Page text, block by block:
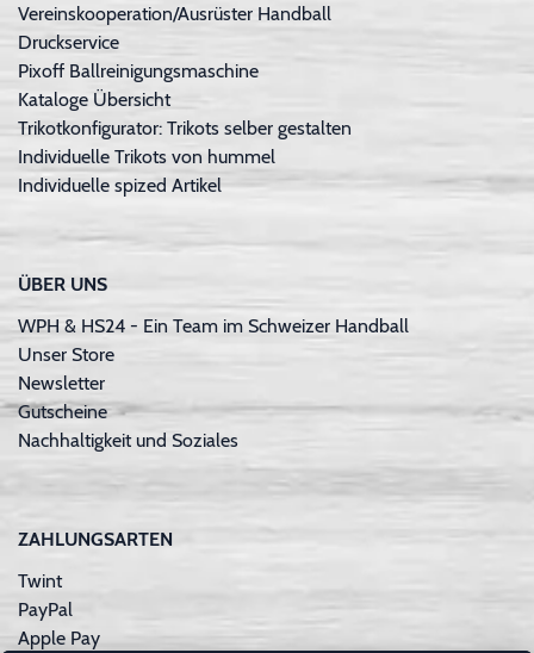
Vereinskooperation/Ausrüster Handball
Druckservice
Pixoff Ballreinigungsmaschine
Kataloge Übersicht
Trikotkonfigurator: Trikots selber gestalten
Individuelle Trikots von hummel
Individuelle spized Artikel
ÜBER UNS
WPH & HS24 - Ein Team im Schweizer Handball
Unser Store
Newsletter
Gutscheine
Nachhaltigkeit und Soziales
ZAHLUNGSARTEN
Twint
PayPal
Apple Pay